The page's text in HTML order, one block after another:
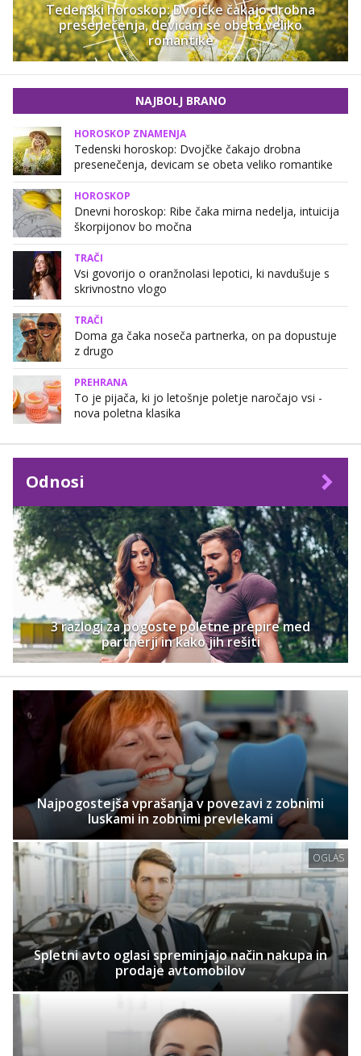
Tedenski horoskop: Dvojčke čakajo drobna
presenečenja, devicam se obeta veliko
romantike
NAJBOLJ BRANO
HOROSKOP ZNAMENJA
Tedenski horoskop: Dvojčke čakajo drobna
presenečenja, devicam se obeta veliko romantike
HOROSKOP
Dnevni horoskop: Ribe čaka mirna nedelja, intuicija
škorpijonov bo močna
TRAČI
Vsi govorijo o oranžnolasi lepotici, ki navdušuje s
skrivnostno vlogo
TRAČI
Doma ga čaka noseča partnerka, on pa dopustuje
z drugo
PREHRANA
To je pijača, ki jo letošnje poletje naročajo vsi -
nova poletna klasika
Odnosi
3 razlogi za pogoste poletne prepire med
partnerji in kako jih rešiti
Najpogostejša vprašanja v povezavi z zobnimi
luskami in zobnimi prevlekami
OGLAS
Spletni avto oglasi spreminjajo način nakupa in
prodaje avtomobilov